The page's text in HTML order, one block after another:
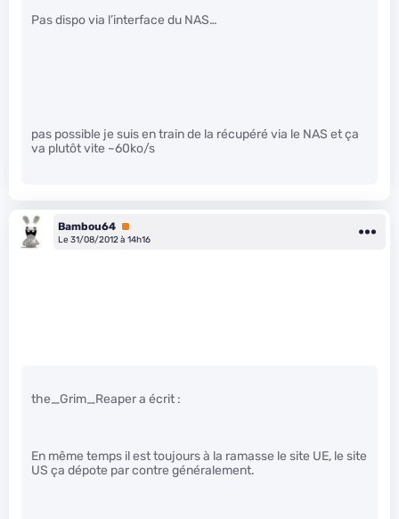
Pas dispo via l’interface du NAS…
pas possible je suis en train de la récupéré via le NAS et ça
va plutôt vite ~60ko/s
Bambou64 Premium
Le 31/08/2012 à 14h16
the_Grim_Reaper a écrit :
En même temps il est toujours à la ramasse le site UE, le site
US ça dépote par contre généralement.